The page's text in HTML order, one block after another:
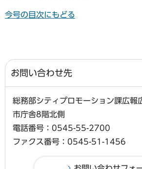
今号の目次にもどる
お問い合わせ先
総務部シティプロモーション課広報
市庁舎8階北側
電話番号：0545-55-2700
ファクス番号：0545-51-1456